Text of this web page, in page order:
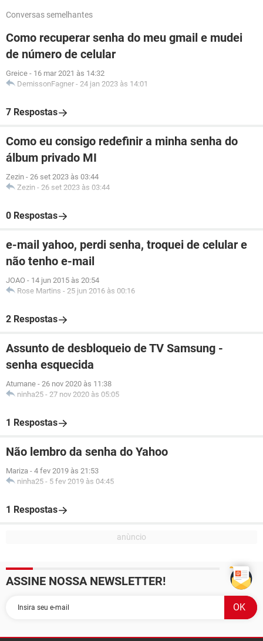
Conversas semelhantes
Como recuperar senha do meu gmail e mudei
de número de celular
Greice - 16 mar 2021 às 14:32
DemissonFagner - 24 jan 2023 às 14:01
7 Respostas
Como eu consigo redefinir a minha senha do
álbum privado MI
Zezin - 26 set 2023 às 03:44
Zezin - 26 set 2023 às 03:44
0 Respostas
e-mail yahoo, perdi senha, troquei de celular e
não tenho e-mail
JOAO - 14 jun 2015 às 20:54
Rose Martins - 25 jun 2016 às 00:16
2 Respostas
Assunto de desbloqueio de TV Samsung -
senha esquecida
Atumane - 26 nov 2020 às 11:38
ninha25 - 27 nov 2020 às 05:05
1 Respostas
Não lembro da senha do Yahoo
Mariza - 4 fev 2019 às 21:53
ninha25 - 5 fev 2019 às 04:45
1 Respostas
ASSINE NOSSA NEWSLETTER!